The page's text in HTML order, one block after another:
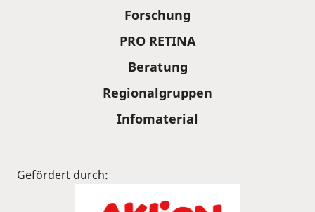
Forschung
PRO RETINA
Beratung
Regionalgruppen
Infomaterial
Gefördert durch: